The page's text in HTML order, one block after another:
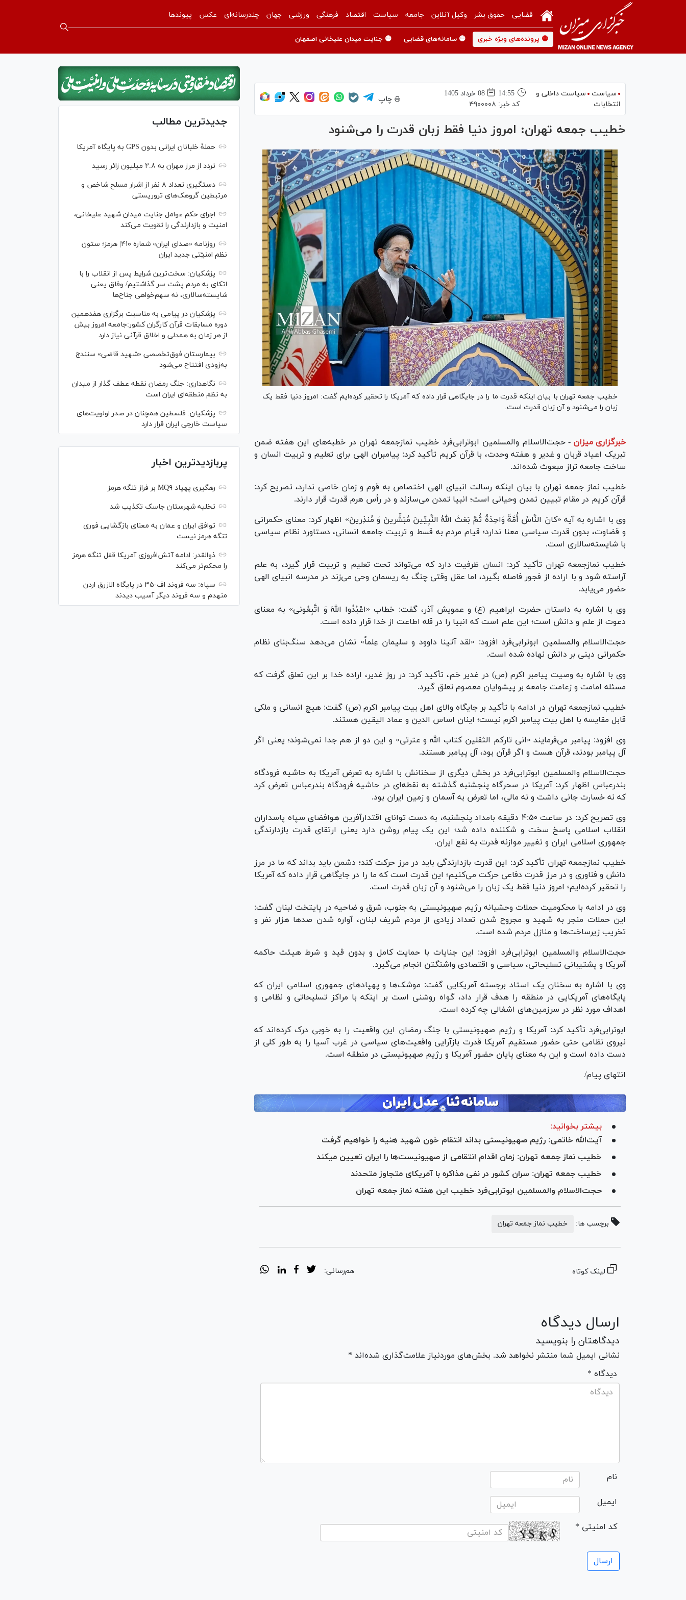
قضایی حقوق بشر وکیل آنلاین جامعه سیاست اقتصاد فرهنگی ورزشی جهان چندرسانه‌ای عکس پیوندها
🟡 پرونده‌های ویژه خبری 🟡 سامانه‌های قضایی 🟡 جنایت میدان علیخانی اصفهان
سیاست
سیاست داخلی و
انتخابات
14:55
08 خرداد 1405
کد خبر: ۴۹۰۰۰۰۸
چاپ
خطیب جمعه تهران: امروز دنیا فقط زبان قدرت را می‌شنود
خطیب جمعه تهران با بیان اینکه قدرت ما را در جایگاهی قرار داده که آمریکا را تحقیر کرده‌ایم گفت: امروز دنیا فقط یک
زبان را می‌شنود و آن زبان قدرت است.
خبرگزاری میزان - حجت‌الاسلام والمسلمین ابوترابی‌فرد خطیب نمازجمعه تهران در خطبه‌های این هفته ضمن
تبریک اعیاد قربان و غدیر و هفته وحدت، با قرآن کریم تأکید کرد: پیامبران الهی برای تعلیم و تربیت انسان و
ساخت جامعه تراز مبعوث شده‌اند.
خطیب نماز جمعه تهران با بیان اینکه رسالت انبیای الهی اختصاص به قوم و زمان خاصی ندارد، تصریح کرد:
قرآن کریم در مقام تبیین تمدن وحیانی است؛ انبیا تمدن می‌سازند و در رأس هرم قدرت قرار دارند.
وی با اشاره به آیه «کانَ النَّاسُ أُمَّةً وَاحِدَةً ثُمَّ بَعَثَ اللهُ النَّبِیِّینَ مُبَشِّرینَ وَ مُنذِرینَ» اظهار کرد: معنای حکمرانی
و قضاوت، بدون قدرت سیاسی معنا ندارد؛ قیام مردم به قسط و تربیت جامعه انسانی، دستاورد نظام سیاسی
با شایسته‌سالاری است.
خطیب نمازجمعه تهران تأکید کرد: انسان ظرفیت دارد که می‌تواند تحت تعلیم و تربیت قرار گیرد، به علم
آراسته شود و با اراده از فجور فاصله بگیرد، اما عقل وقتی چنگ به ریسمان وحی می‌زند در مدرسه انبیای الهی
حضور می‌یابد.
وی با اشاره به داستان حضرت ابراهیم (ع) و عمویش آذر، گفت: خطاب «اعْبُدُوا اللهَ وَ اتَّبِعُونی» به معنای
دعوت از علم و دانش است؛ این علم است که انبیا را در قله اطاعت از خدا قرار داده است.
حجت‌الاسلام والمسلمین ابوترابی‌فرد افزود: «لقد آتینا داوود و سلیمان عِلماً» نشان می‌دهد سنگ‌بنای نظام
حکمرانی دینی بر دانش نهاده شده است.
وی با اشاره به وصیت پیامبر اکرم (ص) در غدیر خم، تأکید کرد: در روز غدیر، اراده خدا بر این تعلق گرفت که
مسئله امامت و زعامت جامعه بر پیشوایان معصوم تعلق گیرد.
خطیب نمازجمعه تهران در ادامه با تأکید بر جایگاه والای اهل بیت پیامبر اکرم (ص) گفت: هیچ انسانی و ملکی
قابل مقایسه با اهل بیت پیامبر اکرم نیست؛ اینان اساس الدین و عماد الیقین هستند.
وی افزود: پیامبر می‌فرمایند «انی تارکم الثقلین کتاب الله و عترتی» و این دو از هم جدا نمی‌شوند؛ یعنی اگر
آل پیامبر بودند، قرآن هست و اگر قرآن بود، آل پیامبر هستند.
حجت‌الاسلام والمسلمین ابوترابی‌فرد در بخش دیگری از سخنانش با اشاره به تعرض آمریکا به حاشیه فرودگاه
بندرعباس اظهار کرد: آمریکا در سحرگاه پنجشنبه گذشته به نقطه‌ای در حاشیه فرودگاه بندرعباس تعرض کرد
که نه خسارت جانی داشت و نه مالی، اما تعرض به آسمان و زمین ایران بود.
وی تصریح کرد: در ساعت ۴:۵۰ دقیقه بامداد پنجشنبه، به دست توانای اقتدارآفرین هوافضای سپاه پاسداران
انقلاب اسلامی پاسخ سخت و شکننده داده شد؛ این یک پیام روشن دارد یعنی ارتقای قدرت بازدارندگی
جمهوری اسلامی ایران و تغییر موازنه قدرت به نفع ایران.
خطیب نمازجمعه تهران تأکید کرد: این قدرت بازدارندگی باید در مرز حرکت کند؛ دشمن باید بداند که ما در مرز
دانش و فناوری و در مرز قدرت دفاعی حرکت می‌کنیم؛ این قدرت است که ما را در جایگاهی قرار داده که آمریکا
را تحقیر کرده‌ایم؛ امروز دنیا فقط یک زبان را می‌شنود و آن زبان قدرت است.
وی در ادامه با محکومیت حملات وحشیانه رژیم صهیونیستی به جنوب، شرق و ضاحیه در پایتخت لبنان گفت:
این حملات منجر به شهید و مجروح شدن تعداد زیادی از مردم شریف لبنان، آواره شدن صد‌ها هزار نفر و
تخریب زیرساخت‌ها و منازل مردم شده است.
حجت‌الاسلام والمسلمین ابوترابی‌فرد افزود: این جنایات با حمایت کامل و بدون قید و شرط هیئت حاکمه
آمریکا و پشتیبانی تسلیحاتی، سیاسی و اقتصادی واشنگتن انجام می‌گیرد.
وی با اشاره به سخنان یک استاد برجسته آمریکایی گفت: موشک‌ها و پهپاد‌های جمهوری اسلامی ایران که
پایگاه‌های آمریکایی در منطقه را هدف قرار داد، گواه روشنی است بر اینکه با مراکز تسلیحاتی و نظامی و
اهداف مورد نظر در سرزمین‌های اشغالی چه کرده است.
ابوترابی‌فرد تأکید کرد: آمریکا و رژیم صهیونیستی با جنگ رمضان این واقعیت را به خوبی درک کرده‌اند که
نیروی نظامی حتی حضور مستقیم آمریکا قدرت بازآرایی واقعیت‌های سیاسی در غرب آسیا را به طور کلی از
دست داده است و این به معنای پایان حضور آمریکا و رژیم صهیونیستی در منطقه است.
انتهای پیام/
بیشتر بخوانید:
آیت‌الله خاتمی: رژیم صهیونیستی بداند انتقام خون شهید هنیه را خواهیم گرفت
خطیب نماز جمعه تهران: زمان اقدام انتقامی از صهیونیست‌ها را ایران تعیین می‎کند
خطیب جمعه تهران: سران کشور در نفی مذاکره با آمریکای متجاوز متحدند
حجت‌الاسلام والمسلمین ابوترابی‌فرد خطیب این هفته نماز جمعه تهران
برچسب ها: خطیب نماز جمعه تهران
لینک کوتاه هم‌رسانی:
ارسال دیدگاه
دیدگاهتان را بنویسید
نشانی ایمیل شما منتشر نخواهد شد. بخش‌های موردنیاز علامت‌گذاری شده‌اند *
* دیدگاه
نام
ایمیل
* کد امنیتی
جدیدترین مطالب
حملۀ خلبانان ایرانی بدون GPS به پایگاه آمریکا
تردد از مرز مهران به ۲.۸ میلیون زائر رسید
دستگیری تعداد ۸ نفر از اشرار مسلح شاخص و
مرتبطین گروهک‌های تروریستی
اجرای حکم عوامل جنایت میدان شهید علیخانی،
امنیت و بازدارندگی را تقویت می‌کند
روزنامه «صدای ایران» شماره ۴۱۰| هرمز؛ ستون
نظم امنیّتی جدید ایران
پزشکیان: سخت‌ترین شرایط پس از انقلاب را با
اتکای به مردم پشت سر گذاشتیم/ وفاق یعنی
شایسته‌سالاری، نه سهم‌خواهی جناح‌ها
پزشکیان در پیامی به مناسبت برگزاری هفدهمین
دوره مسابقات قرآن کارگران کشور:جامعه امروز بیش
از هر زمان به همدلی و اخلاق قرآنی نیاز دارد
بیمارستان فوق‌تخصصی «شهید قاضی» سنندج
به‌زودی افتتاح می‌شود
نگاهداری: جنگ رمضان نقطه عطف گذار از میدان
به نظم منطقه‌ای ایران است
پزشکیان: فلسطین همچنان در صدر اولویت‌های
سیاست خارجی ایران قرار دارد
پربازدیدترین اخبار
رهگیری پهپاد MQ۹ بر فراز تنگه هرمز
تخلیه شهرستان جاسک تکذیب شد
توافق ایران و عمان به معنای بازگشایی فوری
تنگه هرمز نیست
ذوالقدر: ادامه آتش‌افروزی آمریکا قفل تنگه هرمز
را محکم‌تر می‌کند
سپاه: سه فروند اف-۳۵ در پایگاه الازرق اردن
منهدم و سه فروند دیگر آسیب دیدند